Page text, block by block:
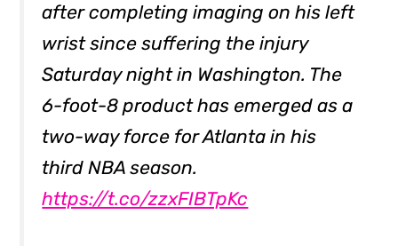
after completing imaging on his left
wrist since suffering the injury
Saturday night in Washington. The
6-foot-8 product has emerged as a
two-way force for Atlanta in his
third NBA season.
https://t.co/zzxFIBTpKc